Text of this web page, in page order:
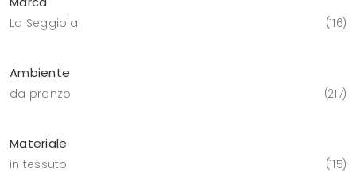
La Seggiola 116
Ambiente
da pranzo 217
Materiale
in tessuto 115